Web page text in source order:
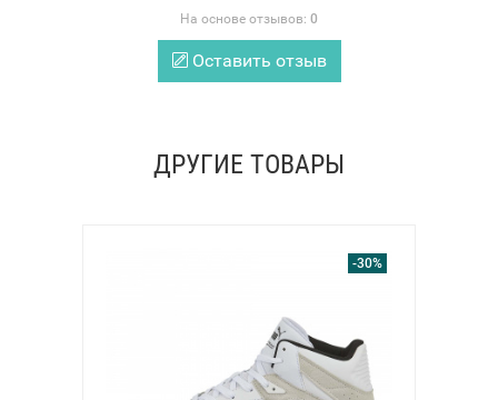
На основе отзывов: 0
Оставить отзыв
ДРУГИЕ ТОВАРЫ
-30%